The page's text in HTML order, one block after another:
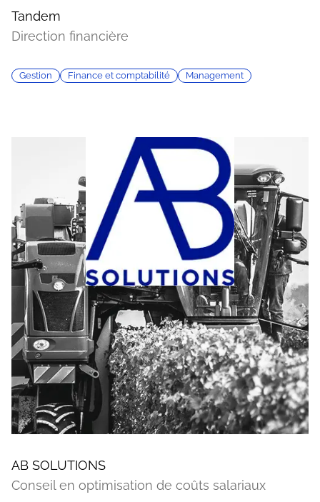
Tandem
Direction financière
Gestion Finance et comptabilité Management
AB SOLUTIONS
Conseil en optimisation de coûts salariaux